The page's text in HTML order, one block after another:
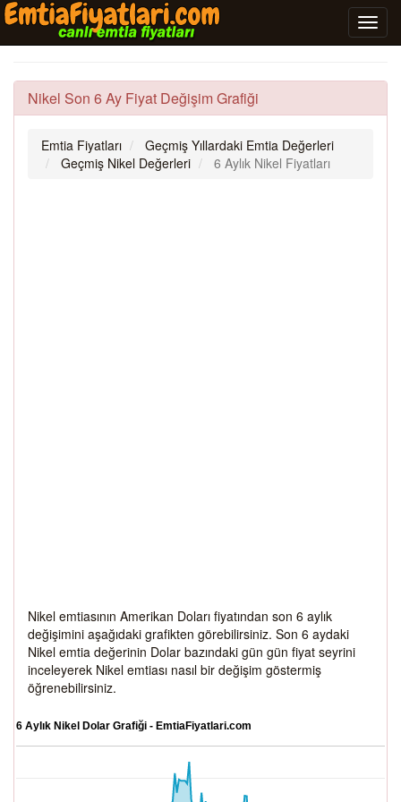
Nikel Son 6 Ay Fiyat Değişim Grafiği
Emtia Fiyatları
Geçmiş Yıllardaki Emtia Değerleri
Geçmiş Nikel Değerleri
6 Aylık Nikel Fiyatları
Nikel emtiasının Amerikan Doları fiyatından son 6 aylık
değişimini aşağıdaki grafikten görebilirsiniz. Son 6 aydaki
Nikel emtia değerinin Dolar bazındaki gün gün fiyat seyrini
inceleyerek Nikel emtiası nasıl bir değişim göstermiş
öğrenebilirsiniz.
6 Aylık Nikel Dolar Grafiği - EmtiaFiyatlari.com